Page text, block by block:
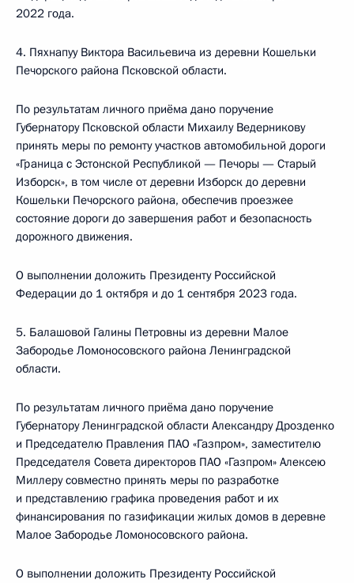
2022 года.
4. Пяхнапуу Виктора Васильевича из деревни Кошельки
Печорского района Псковской области.
По результатам личного приёма дано поручение
Губернатору Псковской области Михаилу Ведерникову
принять меры по ремонту участков автомобильной дороги
«Граница с Эстонской Республикой — Печоры — Старый
Изборск», в том числе от деревни Изборск до деревни
Кошельки Печорского района, обеспечив проезжее
состояние дороги до завершения работ и безопасность
дорожного движения.
О выполнении доложить Президенту Российской
Федерации до 1 октября и до 1 сентября 2023 года.
5. Балашовой Галины Петровны из деревни Малое
Забородье Ломоносовского района Ленинградской
области.
По результатам личного приёма дано поручение
Губернатору Ленинградской области Александру Дрозденко
и Председателю Правления ПАО «Газпром», заместителю
Председателя Совета директоров ПАО «Газпром» Алексею
Миллеру совместно принять меры по разработке
и представлению графика проведения работ и их
финансирования по газификации жилых домов в деревне
Малое Забородье Ломоносовского района.
О выполнении доложить Президенту Российской